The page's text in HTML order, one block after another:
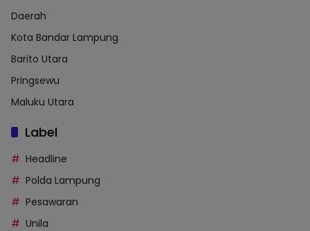
Daerah
Kota Bandar Lampung
Barito Utara
Pringsewu
Maluku Utara
Label
Headline
Polda Lampung
Pesawaran
Unila